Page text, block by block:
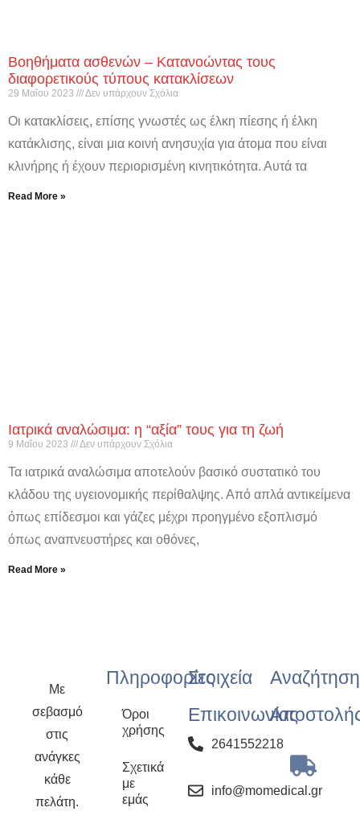
Βοηθήματα ασθενών – Κατανοώντας τους
διαφορετικούς τύπους κατακλίσεων
29 Μαΐου 2023 Δεν υπάρχουν Σχόλια
Οι κατακλίσεις, επίσης γνωστές ως έλκη πίεσης ή έλκη
κατάκλισης, είναι μια κοινή ανησυχία για άτομα που είναι
κλινήρης ή έχουν περιορισμένη κινητικότητα. Αυτά τα
Read More »
Ιατρικά αναλώσιμα: η “αξία” τους για τη ζωή
9 Μαΐου 2023 Δεν υπάρχουν Σχόλια
Τα ιατρικά αναλώσιμα αποτελούν βασικό συστατικό του
κλάδου της υγειονομικής περίθαλψης. Από απλά αντικείμενα
όπως επίδεσμοι και γάζες μέχρι προηγμένο εξοπλισμό
όπως αναπνευστήρες και οθόνες,
Read More »
Με
σεβασμό
στις
ανάγκες
κάθε
πελάτη.
Πληροφορίες
Όροι
χρήσης
Σχετικά
με
εμάς
Στοιχεία
Επικοινωνίας
2641552218
info@momedical.gr
Αναζήτηση